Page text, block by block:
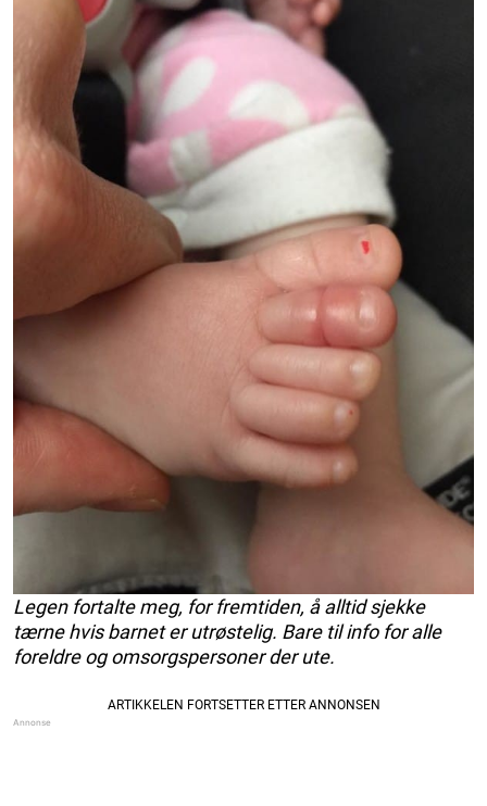
Legen fortalte meg, for fremtiden, å alltid sjekke
tærne hvis barnet er utrøstelig. Bare til info for alle
foreldre og omsorgspersoner der ute.